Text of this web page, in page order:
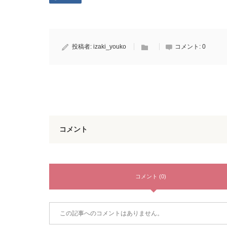
投稿者: izaki_youko コメント: 0
コメント
コメント (0)
この記事へのコメントはありません。